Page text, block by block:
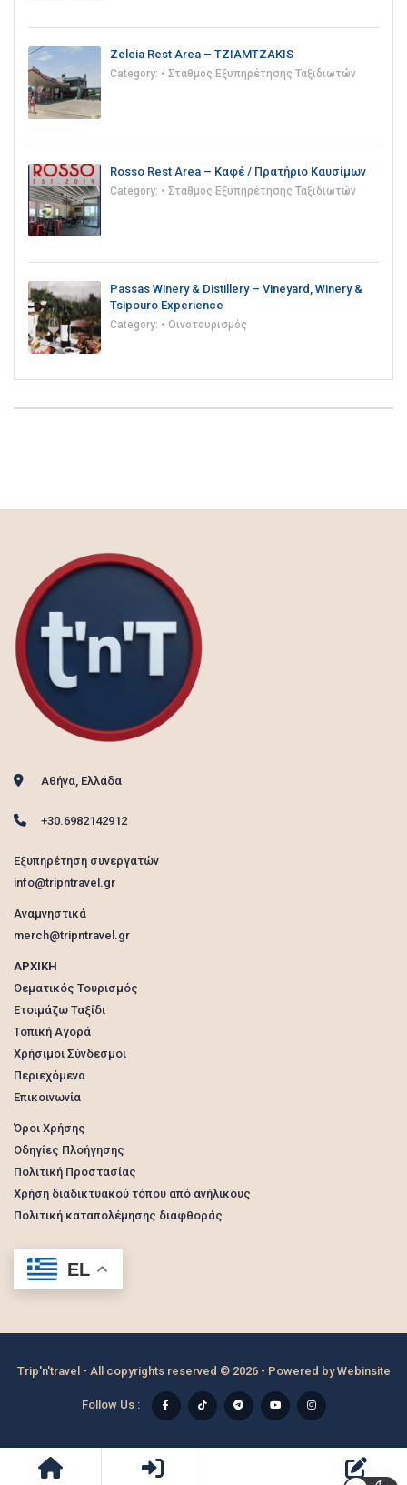
Zeleia Rest Area – TZIAMTZAKIS
Category: • Σταθμός Εξυπηρέτησης Ταξιδιωτών
Rosso Rest Area – Καφέ / Πρατήριο Καυσίμων
Category: • Σταθμός Εξυπηρέτησης Ταξιδιωτών
Passas Winery & Distillery – Vineyard, Winery &
Tsipouro Experience
Category: • Οινοτουρισμός
Αθήνα, Ελλάδα
+30.6982142912
Εξυπηρέτηση συνεργατών
info@tripntravel.gr
Αναμνηστικά
merch@tripntravel.gr
ΑΡΧΙΚΗ
Θεματικός Τουρισμός
Ετοιμάζω Ταξίδι
Τοπική Αγορά
Χρήσιμοι Σύνδεσμοι
Περιεχόμενα
Επικοινωνία
Όροι Χρήσης
Οδηγίες Πλοήγησης
Πολιτική Προστασίας
Χρήση διαδικτυακού τόπου από ανήλικους
Πολιτική καταπολέμησης διαφθοράς
EL
Trip'n'travel - All copyrights reserved © 2026 - Powered byWebinsite
Follow Us :